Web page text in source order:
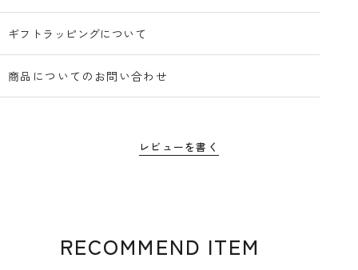
ギフトラッピングについて
商品についてのお問い合わせ
レビューを書く
RECOMMEND ITEM